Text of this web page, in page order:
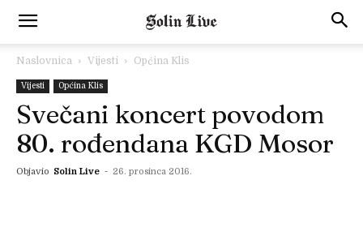
Naslovnica Vijesti Općina Klis
Vijesti Općina Klis
Svečani koncert povodom
80. rođendana KGD Mosor
Objavio Solin Live - 26. prosinca 2016.